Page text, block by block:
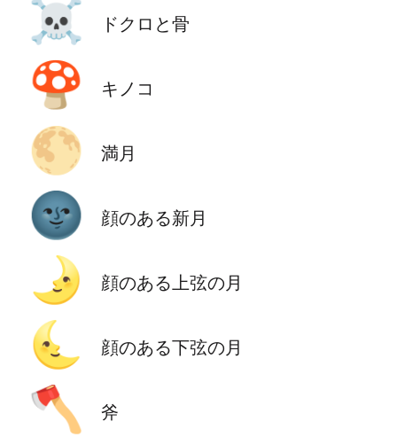
☠️ ドクロと骨
🍄 キノコ
🌕 満月
🌚 顔のある新月
🌛 顔のある上弦の月
🌜 顔のある下弦の月
🪓 斧